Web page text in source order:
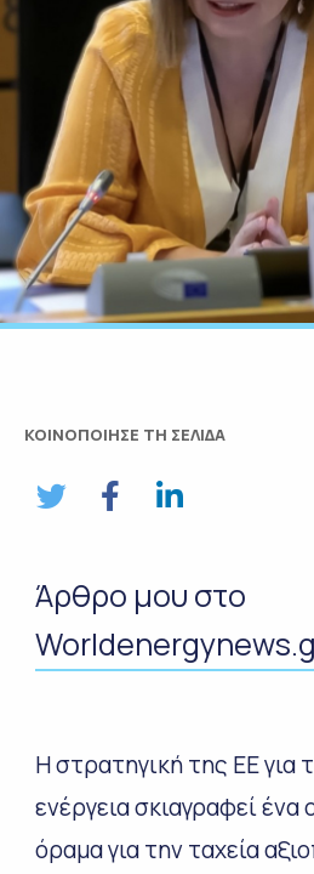
Άρθρο μου στο
Η στρατηγική της ΕΕ για
ενέργεια σκιαγραφεί
όραμα για την ταχεία
ΚΟΙΝΟΠΟΙΗΣΕ ΤΗ ΣΕΛΙΔΑ